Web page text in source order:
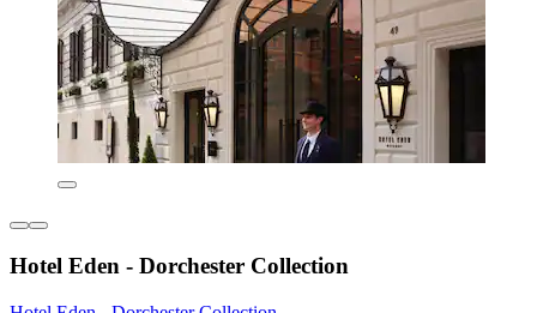
Hotel Eden - Dorchester Collection